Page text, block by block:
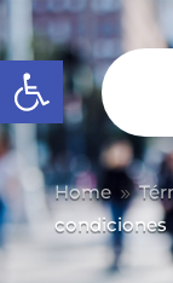
Abrir barra de
Home 9
condiciones